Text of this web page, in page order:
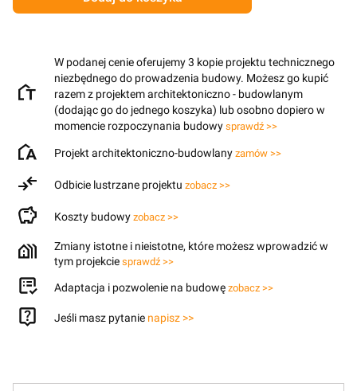
W podanej cenie oferujemy 3 kopie projektu technicznego
niezbędnego do prowadzenia budowy. Możesz go kupić
razem z projektem architektoniczno - budowlanym
(dodając go do jednego koszyka) lub osobno dopiero w
momencie rozpoczynania budowy sprawdź >>
Projekt architektoniczno-budowlany zamów >>
Odbicie lustrzane projektu zobacz >>
Koszty budowy zobacz >>
Zmiany istotne i nieistotne, które możesz wprowadzić w
tym projekcie sprawdź >>
Adaptacja i pozwolenie na budowę zobacz >>
Jeśli masz pytanie napisz >>